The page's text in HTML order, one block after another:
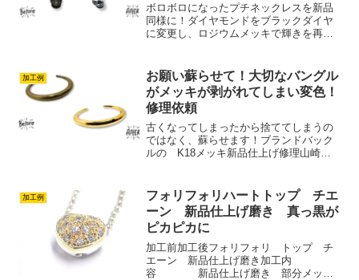
ボロボロになったプチネックレスを新品
同様に！ダイヤモンドをブラックダイヤ
に変更し、ロジウムメッキで輝きを再生
しまったプチネックレス。「もう元に戻
らないのでは？」とご心配...
加工例
お願い蘇らせて！大切なバングル
がメッキが剥がれてしまい変色！
修理依頼
古くなってしまったから捨ててしまうの
ではなく、蘇らせます！ブランドバック
ルの K18メッキ新品仕上げ修理山崎社
したい！K18メッキ新品仕上げ修理をご
依頼していただきまし...
加工例
フォリフォリハートトップ チエ
ーン 新品仕上げ磨き 真っ黒が
ピカピカに
加工前加工後フォリフォリ トップ チ
エーン 新品仕上げ磨き加工内
容 新品仕上げ磨き 部分メッキ